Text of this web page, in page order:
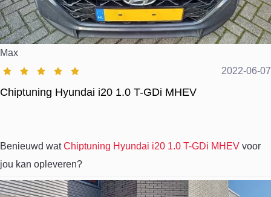
Max
2022-06-07
Chiptuning Hyundai i20 1.0 T-GDi MHEV
Benieuwd watChiptuning Hyundai i20 1.0 T-GDi MHEV voor
jou kan opleveren?